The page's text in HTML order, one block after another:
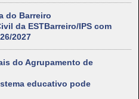
do Barreiro
da ESTBarreiro/IPS com
2027
do Agrupamento de
educativo pode